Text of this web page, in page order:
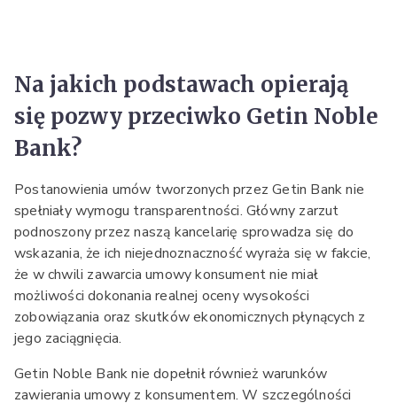
Na jakich podstawach opierają
się pozwy przeciwko Getin Noble
Bank?
Postanowienia umów tworzonych przez Getin Bank nie
spełniały wymogu transparentności. Główny zarzut
podnoszony przez naszą kancelarię sprowadza się do
wskazania, że ich niejednoznaczność wyraża się w fakcie,
że w chwili zawarcia umowy konsument nie miał
możliwości dokonania realnej oceny wysokości
zobowiązania oraz skutków ekonomicznych płynących z
jego zaciągnięcia.
Getin Noble Bank nie dopełnił również warunków
zawierania umowy z konsumentem. W szczególności